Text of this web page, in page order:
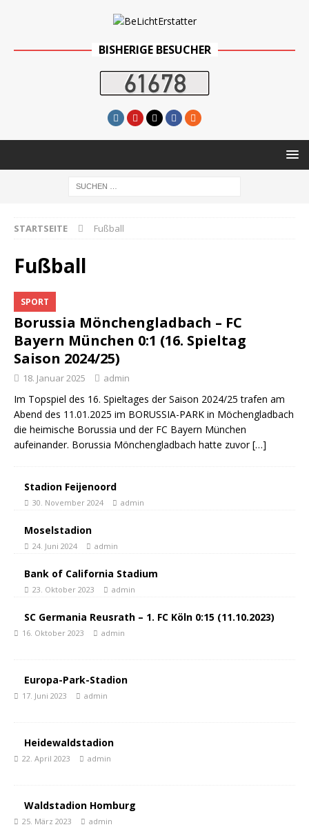
BISHERIGE BESUCHER
STARTSEITE Fußball
Fußball
SPORT
Borussia Mönchengladbach – FC
Bayern München 0:1 (16. Spieltag
Saison 2024/25)
18. Januar 2025 admin
Im Topspiel des 16. Spieltages der Saison 2024/25 trafen am
Abend des 11.01.2025 im BORUSSIA-PARK in Möchengladbach
die heimische Borussia und der FC Bayern München
aufeinander. Borussia Mönchengladbach hatte zuvor[…]
Stadion Feijenoord
30. November 2024 admin
Moselstadion
24. Juni 2024 admin
Bank of California Stadium
23. Oktober 2023 admin
SC Germania Reusrath – 1. FC Köln 0:15 (11.10.2023)
16. Oktober 2023 admin
Europa-Park-Stadion
17. Juni 2023 admin
Heidewaldstadion
22. April 2023 admin
Waldstadion Homburg
25. März 2023 admin